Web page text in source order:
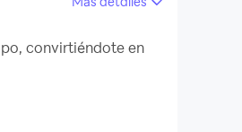
as doorbell 、
convirtiéndote en